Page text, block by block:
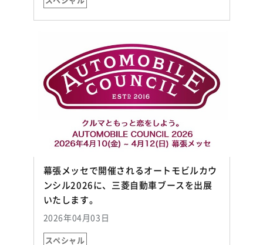
幕張メッセで開催されるオートモビルカウ
ンシル2026に、三菱自動車ブースを出展
いたします。
2026年04月03日
スペシャル